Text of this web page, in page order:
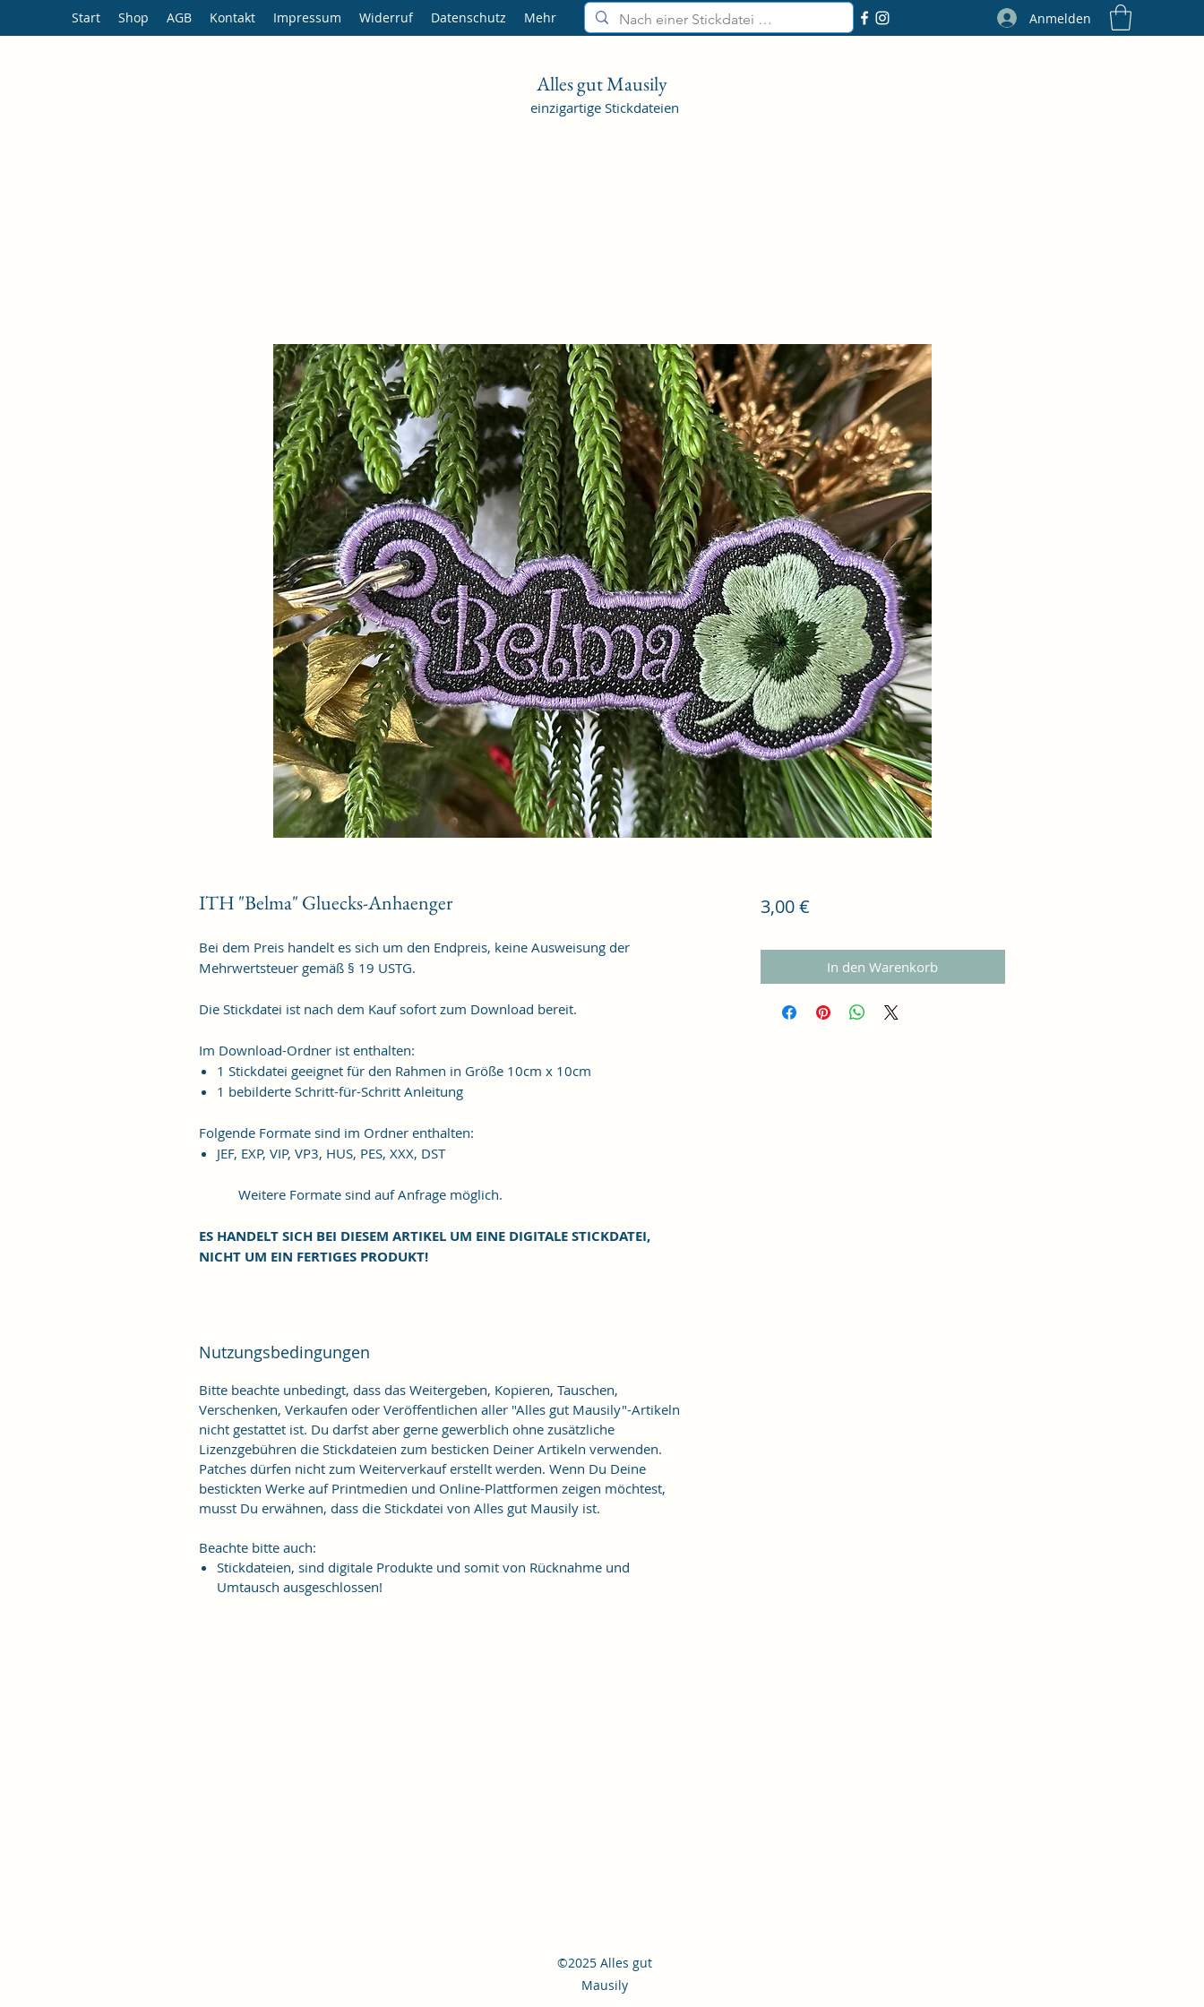
Alles gut Mausily
einzigartige Stickdateien
Start Shop AGB Kontakt Impressum Widerruf Datenschutz Mehr Anmelden
ITH "Belma" Gluecks-Anhaenger
Bei dem Preis handelt es sich um den Endpreis, keine Ausweisung der
Mehrwertsteuer gemäß § 19 USTG.
Die Stickdatei ist nach dem Kauf sofort zum Download bereit.
Im Download-Ordner ist enthalten:
1 Stickdatei geeignet für den Rahmen in Größe 10cm x 10cm
1 bebilderte Schritt-für-Schritt Anleitung
Folgende Formate sind im Ordner enthalten:
JEF, EXP, VIP, VP3, HUS, PES, XXX, DST
Weitere Formate sind auf Anfrage möglich.
ES HANDELT SICH BEI DIESEM ARTIKEL UM EINE DIGITALE STICKDATEI,
NICHT UM EIN FERTIGES PRODUKT!
Nutzungsbedingungen
Bitte beachte unbedingt, dass das Weitergeben, Kopieren, Tauschen,
Verschenken, Verkaufen oder Veröffentlichen aller "Alles gut Mausily"-Artikeln
nicht gestattet ist. Du darfst aber gerne gewerblich ohne zusätzliche
Lizenzgebühren die Stickdateien zum besticken Deiner Artikeln verwenden.
Patches dürfen nicht zum Weiterverkauf erstellt werden. Wenn Du Deine
bestickten Werke auf Printmedien und Online-Plattformen zeigen möchtest,
musst Du erwähnen, dass die Stickdatei von Alles gut Mausily ist.
Beachte bitte auch:
Stickdateien, sind digitale Produkte und somit von Rücknahme und
Umtausch ausgeschlossen!
3,00 €Preis
In den Warenkorb
©2025 Alles gut
Mausily